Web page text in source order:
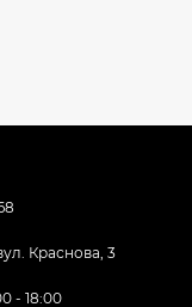
Краснова, 3
- 18:00